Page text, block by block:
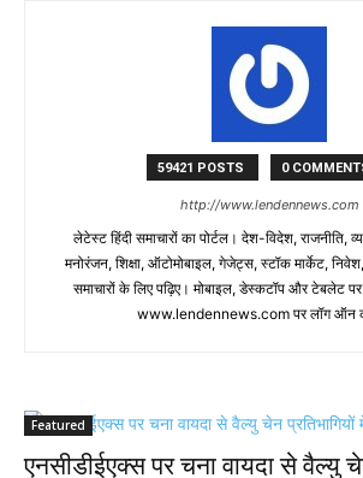
59421 POSTS 0
http://www.lendennews.com
लेटेस्ट हिंदी समाचारों का पोर्टल। देश-विदेश, राजनीति,
मनोरंजन, शिक्षा, ऑटोमोबाइल, गेजेट्स, स्टॉक मार्केट,
समाचारों के लिए पढ़िए। मोबाइल, डेस्कटॉप और टेबलेट
www.lendennews.com पर लॉग ऑन
Featured
एनसीडीईएक्स पर चना वायदा से वैल्यु